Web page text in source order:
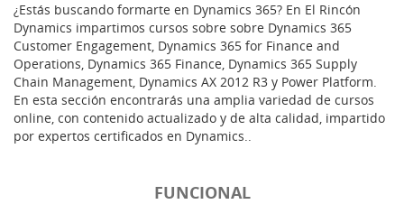
¿Estás buscando formarte en Dynamics 365? En El Rincón
Dynamics impartimos cursos sobre sobre Dynamics 365
Customer Engagement, Dynamics 365 for Finance and
Operations, Dynamics 365 Finance, Dynamics 365 Supply
Chain Management, Dynamics AX 2012 R3 y Power Platform.
En esta sección encontrarás una amplia variedad de cursos
online, con contenido actualizado y de alta calidad, impartido
por expertos certificados en Dynamics..
FUNCIONAL